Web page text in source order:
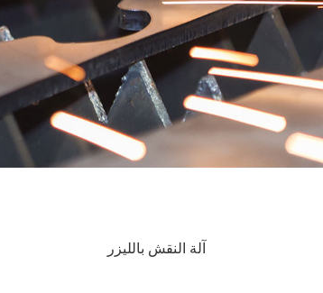
آلة النقش بالليزر